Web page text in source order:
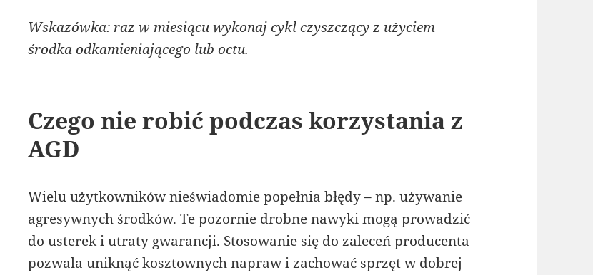
Wskazówka: raz w miesiącu wykonaj cykl czyszczący z użyciem
środka odkamieniającego lub octu.
Czego nie robić podczas korzystania z
AGD
Wielu użytkowników nieświadomie popełnia błędy – np. używanie
agresywnych środków. Te pozornie drobne nawyki mogą prowadzić
do usterek i utraty gwarancji. Stosowanie się do zaleceń producenta
pozwala uniknąć kosztownych napraw i zachować sprzęt w dobrej